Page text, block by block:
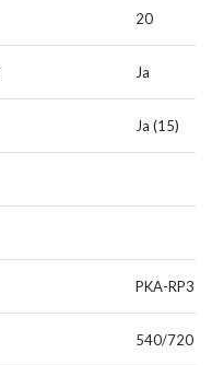
20
Ja
Ja (15)
PKA-RP35
540/720